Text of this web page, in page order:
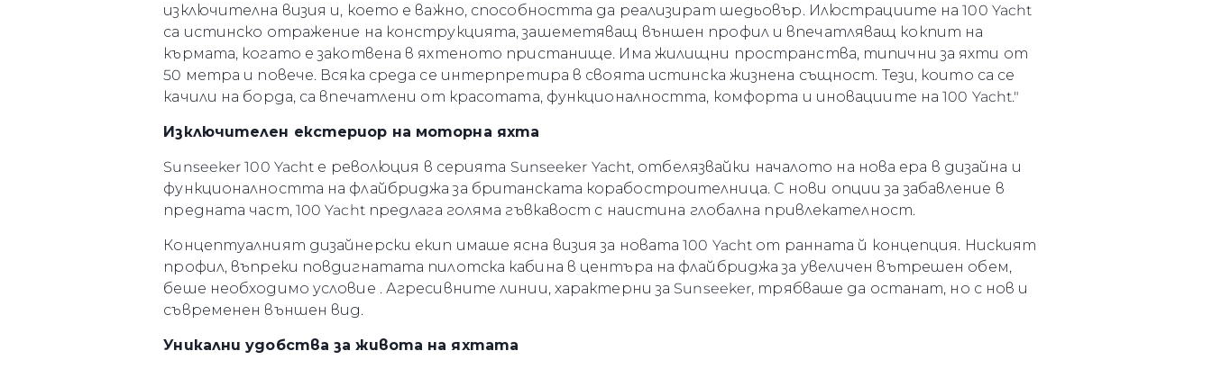
изключителна визия и, което е важно, способността да реализират шедьовър. Илюстрациите на 100 Yacht
са истинско отражение на конструкцията, зашеметяващ външен профил и впечатляващ кокпит на
кърмата, когато е закотвена в яхтеното пристанище. Има жилищни пространства, типични за яхти от
50 метра и повече. Всяка среда се интерпретира в своята истинска жизнена същност. Тези, които са се
качили на борда, са впечатлени от красотата, функционалността, комфорта и иновациите на 100 Yacht."
Изключителен екстериор на моторна яхта
Sunseeker 100 Yacht е революция в серията Sunseeker Yacht, отбелязвайки началото на нова ера в дизайна и
функционалността на флайбриджа за британската корабостроителница. С нови опции за забавление в
предната част, 100 Yacht предлага голяма гъвкавост с наистина глобална привлекателност.
Концептуалният дизайнерски екип имаше ясна визия за новата 100 Yacht от ранната й концепция. Ниският
профил, въпреки повдигнатата пилотска кабина в центъра на флайбриджа за увеличен вътрешен обем,
беше необходимо условие . Агресивните линии, характерни за Sunseeker, трябваше да останат, но с нов и
съвременен външен вид.
Уникални удобства за живота на яхтата